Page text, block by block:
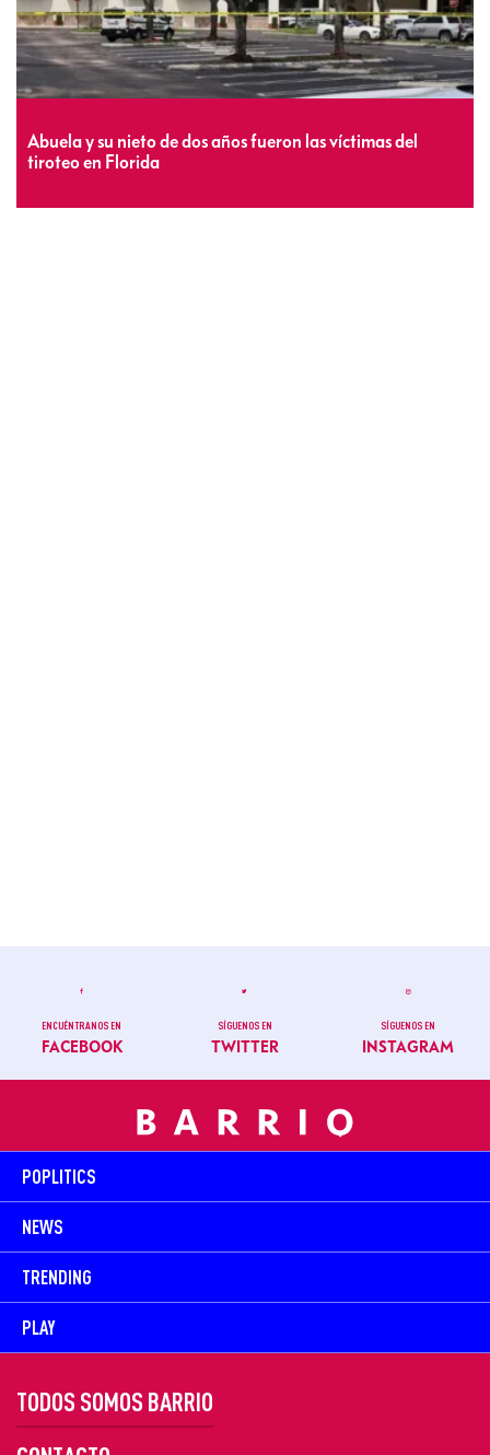
Abuela y su nieto de dos años fueron las víctimas del
tiroteo en Florida
ENCUÉNTRANOS EN
FACEBOOK
SÍGUENOS EN
TWITTER
SÍGUENOS EN
INSTAGRAM
POPLITICS
NEWS
TRENDING
PLAY
TODOS SOMOS BARRIO